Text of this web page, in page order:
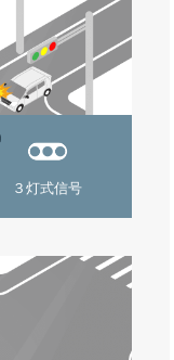
３灯式信号